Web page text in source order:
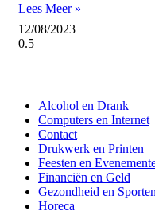
Lees Meer »
12/08/2023
Alcohol en Drank
Computers en Internet
Contact
Drukwerk en Printen
Feesten en
Financiën en Geld
Gezondheid en Sporten
Horeca